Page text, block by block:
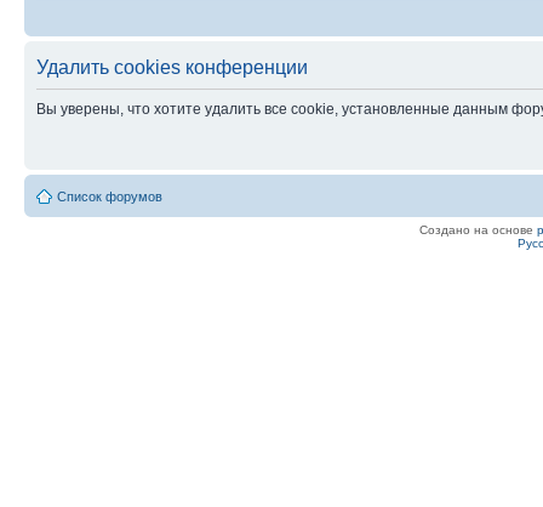
Удалить cookies конференции
Вы уверены, что хотите удалить все cookie, установленные данным
Список форумов
Создано на основе